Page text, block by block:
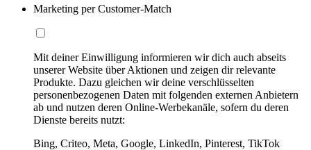
Marketing per Customer-Match
Mit deiner Einwilligung informieren wir dich auch abseits
unserer Website über Aktionen und zeigen dir relevante
Produkte. Dazu gleichen wir deine verschlüsselten
personenbezogenen Daten mit folgenden externen Anbietern
ab und nutzen deren Online-Werbekanäle, sofern du deren
Dienste bereits nutzt:
Bing, Criteo, Meta, Google, LinkedIn, Pinterest, TikTok